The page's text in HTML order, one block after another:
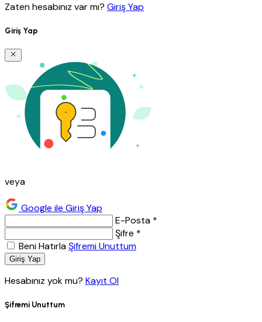
Zaten hesabınız var mı? Giriş Yap
Giriş Yap
veya
Google ile Giriş Yap
E-Posta *
Şifre *
Beni HatırlaŞifremi Unuttum
Giriş Yap
Hesabınız yok mu? Kayıt Ol
Şifremi Unuttum